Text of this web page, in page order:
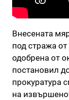
Внесената
под стража от
одобрена от
постановил
прокуратура
на